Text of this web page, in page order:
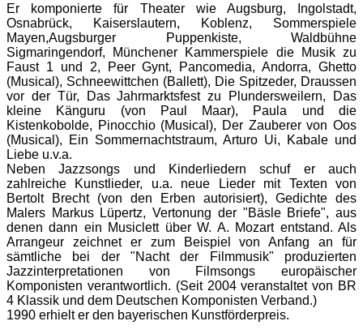
Er komponierte für Theater wie Augsburg, Ingolstadt,
Osnabrück, Kaiserslautern, Koblenz, Sommerspiele
Mayen,Augsburger Puppenkiste, Waldbühne
Sigmaringendorf, Münchener Kammerspiele die Musik zu
Faust 1 und 2,
Peer Gynt, Pancomedia, Andorra, Ghetto
(Musical), Schneewittchen (Ballett), Die Spitzeder, Draussen
vor der Tür,
Das Jahrmarktsfest zu Plundersweilern, Das
kleine Känguru (von Paul Maar), Paula und die
Kistenkobolde, Pinocchio (Musical), Der Zauberer von Oos
(Musical), Ein Sommernachtstraum, Arturo Ui, Kabale und
Liebe u.v.a.
Neben Jazzsongs und Kinderliedern schuf er auch
zahlreiche Kunstlieder, u.a. neue Lieder mit Texten von
Bertolt
Brecht (von den Erben autorisiert), Gedichte des
Malers Markus Lüpertz, Vertonung der "Bäsle Briefe", aus
denen dann ein Musiclett über W. A. Mozart entstand. Als
Arrangeur zeichnet er zum Beispiel von Anfang an für
sämtliche
bei der "Nacht der Filmmusik" produzierten
Jazzinterpretationen von Filmsongs europäischer
Komponisten verantwortlich. (Seit 2004 veranstaltet von BR
4 Klassik und dem Deutschen Komponisten Verband.)
1990 erhielt er den bayerischen Kunstförderpreis.